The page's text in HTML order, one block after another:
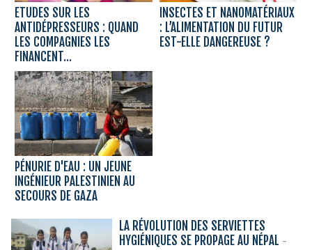
ETUDES SUR LES
ANTIDÉPRESSEURS : QUAND
LES COMPAGNIES LES
FINANCENT...
INSECTES ET NANOMATÉRIAUX
: L’ALIMENTATION DU FUTUR
EST-ELLE DANGEREUSE ?
PÉNURIE D'EAU : UN JEUNE
INGÉNIEUR PALESTINIEN AU
SECOURS DE GAZA
LA RÉVOLUTION DES SERVIETTES
HYGIÉNIQUES SE PROPAGE AU NÉPAL -